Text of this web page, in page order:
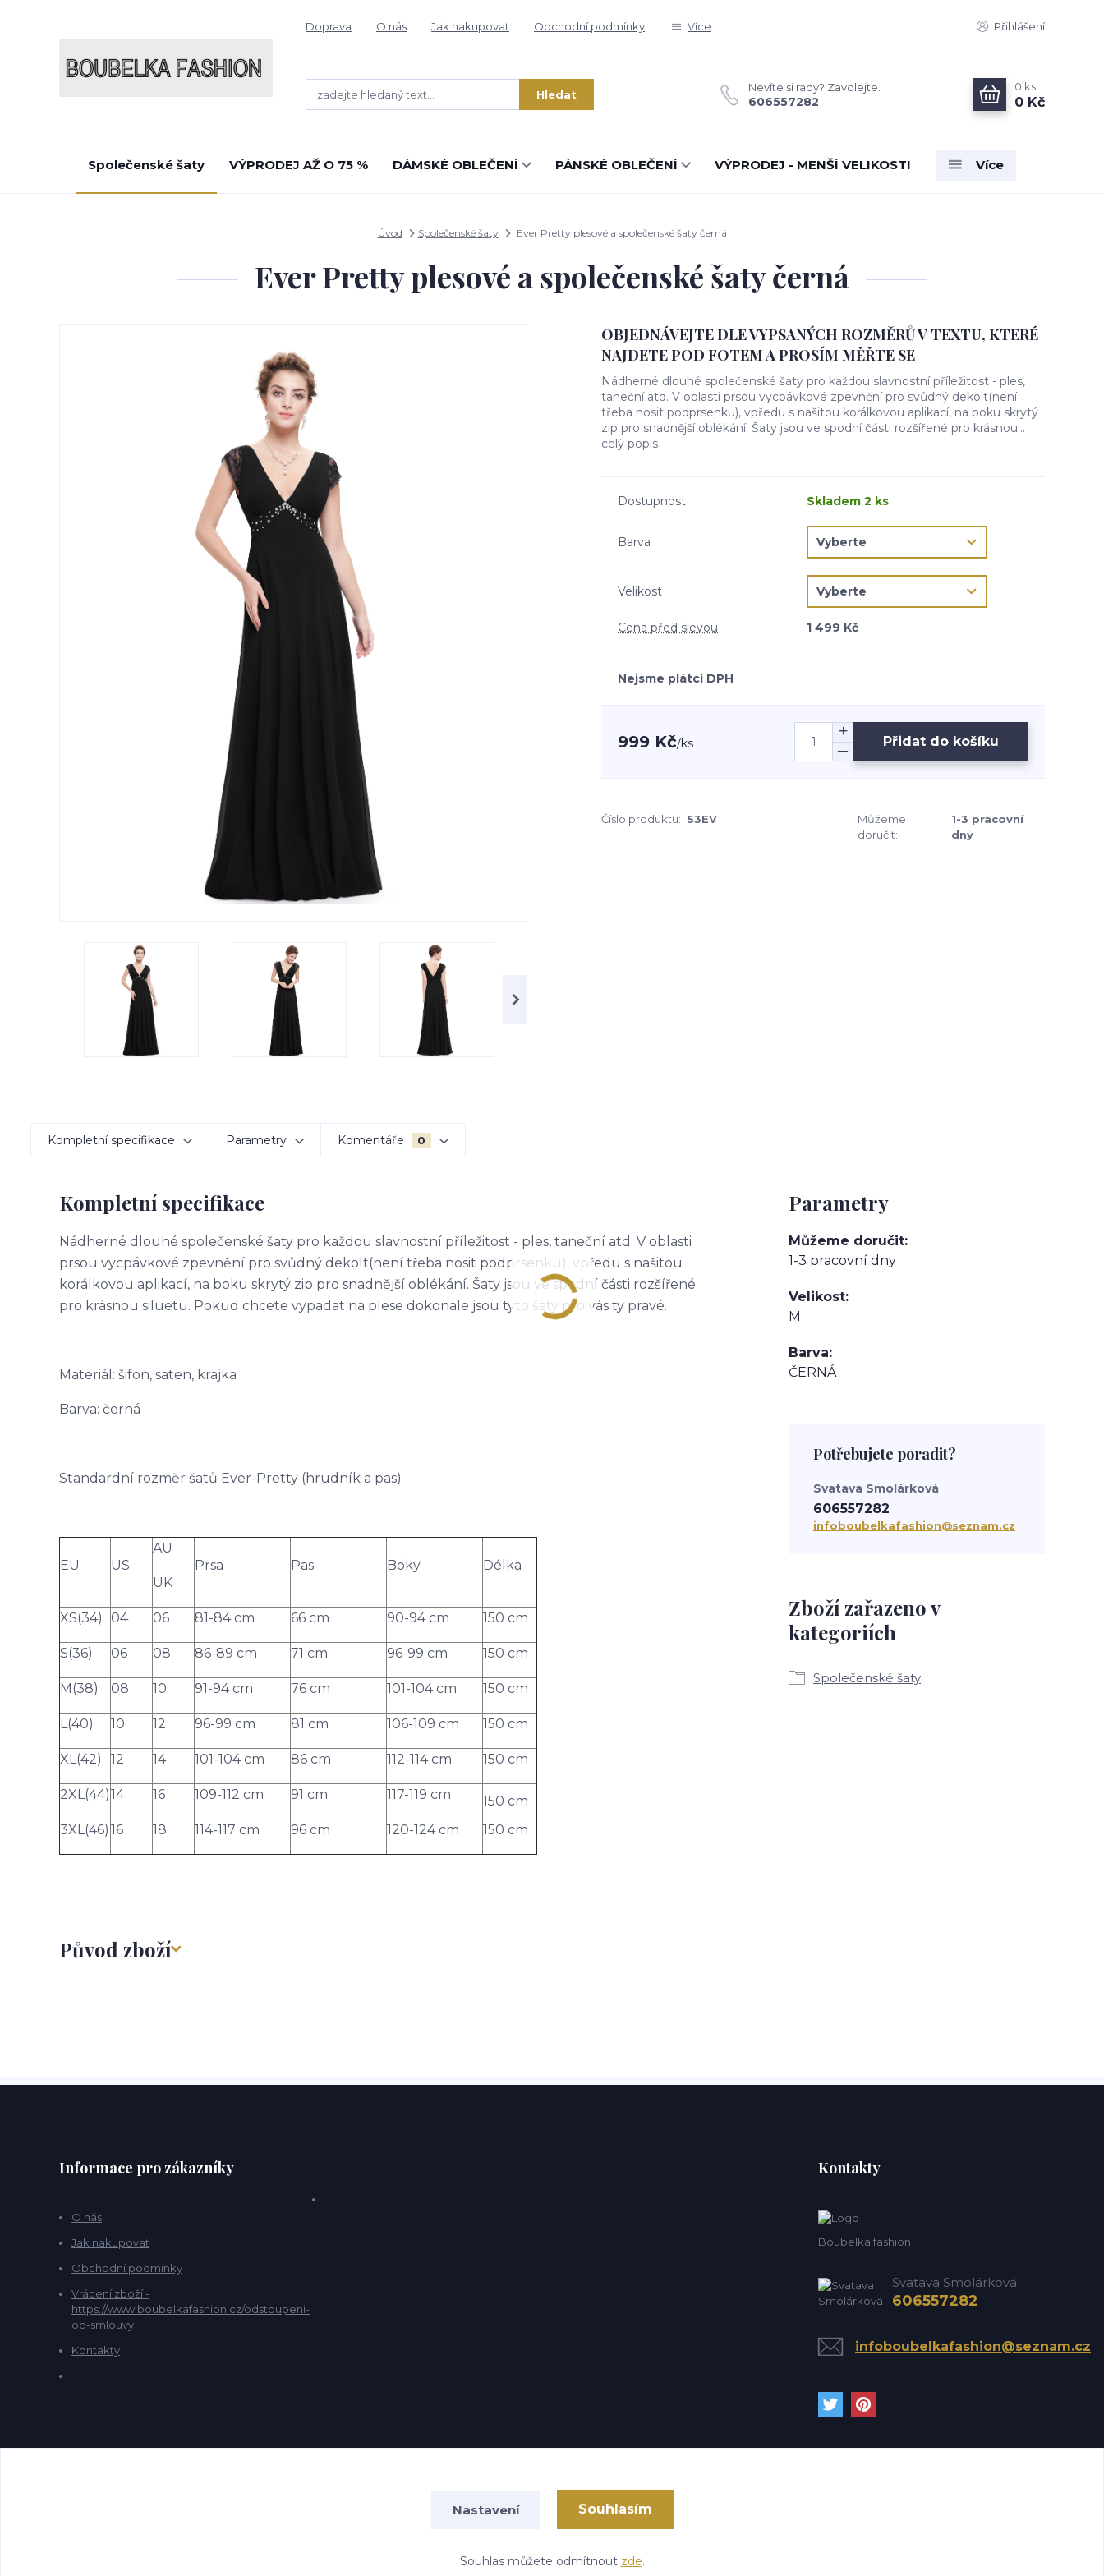
Doprava O nás Jak nakupovat Obchodní podmínky Více Přihlášení
Hledat
Nevíte si rady? Zavolejte.
606557282
0 ks
0 Kč
Společenské šaty VÝPRODEJ AŽ O 75 % DÁMSKÉ OBLEČENÍ PÁNSKÉ OBLEČENÍ VÝPRODEJ - MENŠÍ VELIKOSTI Více
Úvod Společenské šaty Ever Pretty plesové a společenské šaty černá
Ever Pretty plesové a společenské šaty černá
OBJEDNÁVEJTE DLE VYPSANÝCH ROZMĚRŮ V TEXTU, KTERÉ
NAJDETE POD FOTEM A PROSÍM MĚŘTE SE
Nádherné dlouhé společenské šaty pro každou slavnostní příležitost - ples,
taneční atd. V oblasti prsou vycpávkové zpevnění pro svůdný dekolt(není
třeba nosit podprsenku), vpředu s našitou korálkovou aplikací, na boku skrytý
zip pro snadnější oblékání. Šaty jsou ve spodní části rozšířené pro krásnou...
celý popis
Dostupnost Skladem 2 ks
Barva
Velikost
Cena před slevou 1 499 Kč
Nejsme plátci DPH
999 Kč/ks Přidat do košíku
Číslo produktu: 53EV
Můžeme
doručit:
1-3 pracovní
dny
Kompletní specifikace Parametry Komentáře 0
Kompletní specifikace
Nádherné dlouhé společenské šaty pro každou slavnostní příležitost - ples, taneční atd. V oblasti
prsou vycpávkové zpevnění pro svůdný dekolt(není třeba nosit podprsenku), vpředu s našitou
korálkovou aplikací, na boku skrytý zip pro snadnější oblékání. Šaty jsou ve spodní části rozšířené
pro krásnou siluetu. Pokud chcete vypadat na plese dokonale jsou tyto šaty pro vás ty pravé.
Materiál: šifon, saten, krajka
Barva: černá
Standardní rozměr šatů Ever-Pretty (hrudník a pas)
EU US
AU
UK
Prsa Pas Boky Délka
XS(34) 04 06 81-84 cm 66 cm 90-94 cm 150 cm
S(36) 06 08 86-89 cm 71 cm 96-99 cm 150 cm
M(38) 08 10 91-94 cm 76 cm 101-104 cm 150 cm
L(40) 10 12 96-99 cm 81 cm 106-109 cm 150 cm
XL(42) 12 14 101-104 cm 86 cm 112-114 cm 150 cm
2XL(44)14 16 109-112 cm 91 cm 117-119 cm
150 cm
3XL(46) 16 18 114-117 cm 96 cm 120-124 cm 150 cm
Původ zboží
Parametry
Můžeme doručit
1-3 pracovní dny
Velikost
M
Barva
ČERNÁ
Zboží zařazeno v
kategoriích
Společenské šaty
Potřebujete poradit?
Svatava Smolárková
606557282
infoboubelkafashion@seznam.cz
Informace pro zákazníky
O nás
Jak nakupovat
Obchodní podmínky
Vrácení zboží -
https://www.boubelkafashion.cz/odstoupeni-
od-smlouvy
Kontakty
Kontakty
Boubelka fashion
Svatava Smolárková
606557282
infoboubelkafashion@seznam.cz
Nastavení Souhlasím
Souhlas můžete odmítnout zde.